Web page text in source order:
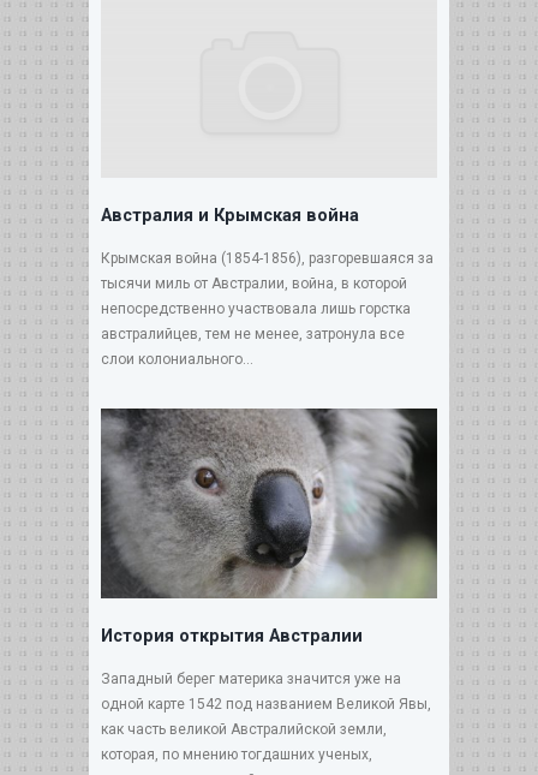
Австралия и Крымская война
Крымская война (1854-1856), разгоревшаяся за
тысячи миль от Австралии, война, в которой
непосредственно участвовала лишь горстка
австралийцев, тем не менее, затронула все
слои колониального...
История открытия Австралии
Западный берег материка значится уже на
одной карте 1542 под названием Великой Явы,
как часть великой Австралийской земли,
которая, по мнению тогдашних ученых,